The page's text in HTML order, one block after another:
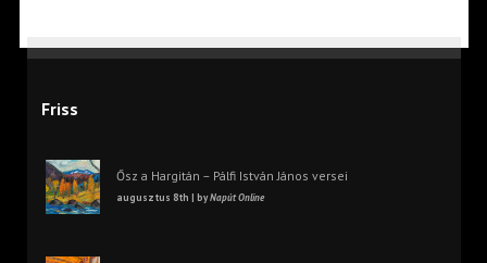
Friss
Ősz a Hargitán – Pálfi István János versei
augusztus 8th | byNapút Online